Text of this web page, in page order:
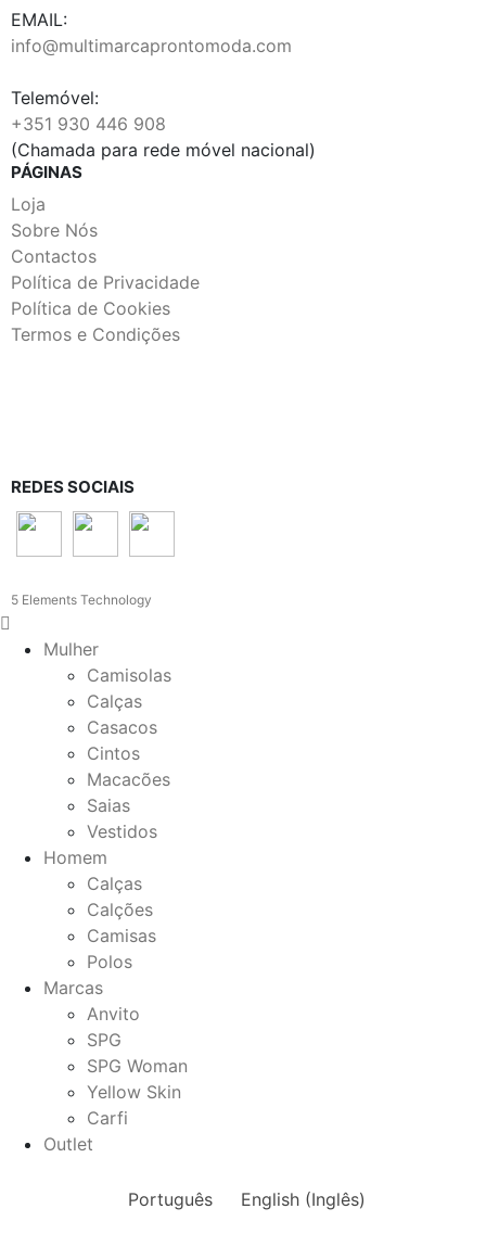
EMAIL:
info@multimarcaprontomoda.com
Telemóvel:
+351 930 446 908
(Chamada para rede móvel nacional)
PÁGINAS
Loja
Sobre Nós
Contactos
Política de Privacidade
Política de Cookies
Termos e Condições
REDES SOCIAIS
5 Elements Technology
Mulher
Camisolas
Calças
Casacos
Cintos
Macacões
Saias
Vestidos
Homem
Calças
Calções
Camisas
Polos
Marcas
Anvito
SPG
SPG Woman
Yellow Skin
Carfi
Outlet
Português English(Inglês)